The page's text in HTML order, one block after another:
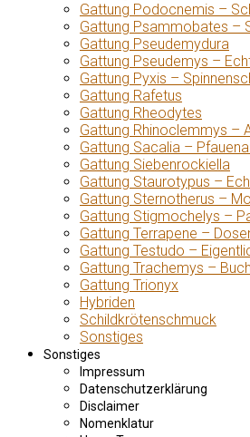
Gattung Podocnemis –
Gattung Psammobates –
Gattung Pseudemydura
Gattung Pseudemys –
Gattung Pyxis –
Gattung Rafetus
Gattung Rheodytes
Gattung Rhinoclemmys –
Gattung Sacalia –
Gattung Siebenrockiella
Gattung Staurotypus –
Gattung Sternotherus –
Gattung Stigmochelys –
Gattung Terrapene –
Gattung Testudo –
Gattung Trachemys –
Gattung Trionyx
Hybriden
Schildkrötenschmuck
Sonstiges
Sonstiges
Impressum
Datenschutzerklärung
Disclaimer
Nomenklatur